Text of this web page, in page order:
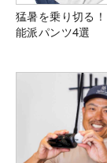
猛暑を乗り切る
能派パンツ4選